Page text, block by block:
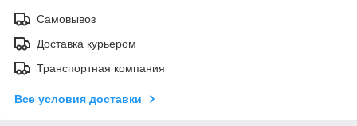
Самовывоз
Доставка курьером
Транспортная компания
Все условия доставки